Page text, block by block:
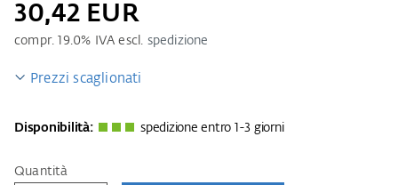
30,42 EUR
compr.19.0% IVA escl. spedizione
Prezzi scaglionati
Disponibilità: spedizione entro 1-3 giorni
Quantità